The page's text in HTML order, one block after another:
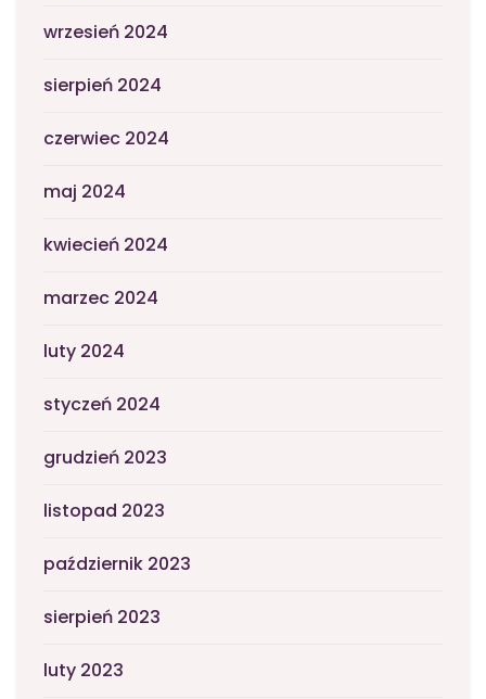
wrzesień 2024
sierpień 2024
czerwiec 2024
maj 2024
kwiecień 2024
marzec 2024
luty 2024
styczeń 2024
grudzień 2023
listopad 2023
październik 2023
sierpień 2023
luty 2023